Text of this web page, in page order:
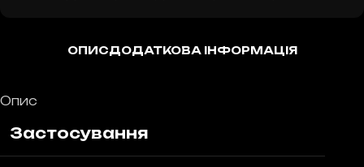
ОПИСДОДАТКОВА ІНФОРМАЦІЯ
Опис
Застосування